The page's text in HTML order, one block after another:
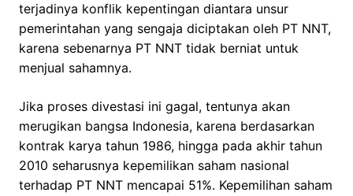
terjadinya konflik kepentingan diantara unsur
pemerintahan yang sengaja diciptakan oleh PT NNT,
karena sebenarnya PT NNT tidak berniat untuk
menjual sahamnya.
Jika proses divestasi ini gagal, tentunya akan
merugikan bangsa Indonesia, karena berdasarkan
kontrak karya tahun 1986, hingga pada akhir tahun
2010 seharusnya kepemilikan saham nasional
terhadap PT NNT mencapai 51%. Kepemilihan saham